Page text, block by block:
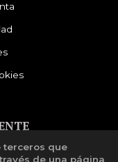
terceros que
de una página